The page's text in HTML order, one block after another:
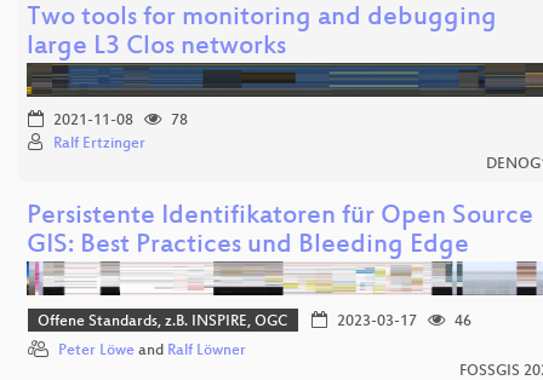
Two tools for monitoring and debugging
large L3 Clos networks
2021-11-08
78
Ralf Ertzinger
Persistente Identifikatoren für Open Source
GIS: Best Practices und Bleeding Edge
Offene Standards, z.B. INSPIRE, OGC 2023-03-17
46
Peter Löwe and Ralf Löwner
FOSSGIS